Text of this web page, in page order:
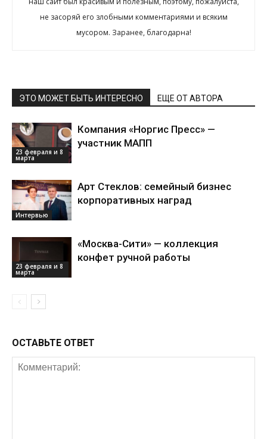
не засоряй его злобными комментариями и всяким
мусором. Заранее, благодарна!
ЭТО МОЖЕТ БЫТЬ ИНТЕРЕСНО ЕЩЕ ОТ АВТОРА
23 февраля и 8
марта
Компания «Норгис Пресс» —
участник МАПП
Интервью
Арт Стеклов: семейный бизнес
корпоративных наград
23 февраля и 8
марта
«Москва-Сити» — коллекция
конфет ручной работы
ОСТАВЬТЕ ОТВЕТ